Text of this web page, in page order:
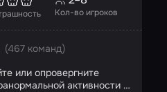
Кол-во игроков
(467 команд)
или опровергните
активности в